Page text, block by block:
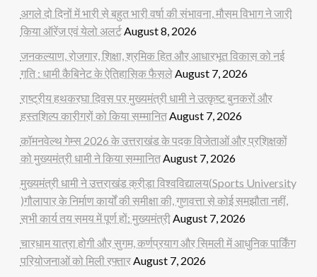
अगले दो दिनों में भारी से बहुत भारी वर्षा की संभावना, मौसम विभाग ने जारी
किया ऑरेंज एवं येलो अलर्टAugust 8, 2026
जनकल्याण, रोजगार, शिक्षा, श्रमिक हित और आधारभूत विकास को नई
गति : धामी कैबिनेट के ऐतिहासिक फैसलेAugust 7, 2026
राष्ट्रीय हथकरघा दिवस पर मुख्यमंत्री धामी ने उत्कृष्ट बुनकरों और
हस्तशिल्प कारीगरों को किया सम्मानितAugust 7, 2026
कॉमनवेल्थ गेम्स 2026 के उत्तराखंड के पदक विजेताओं और प्रशिक्षकों
को मुख्यमंत्री धामी ने किया सम्मानितAugust 7, 2026
मुख्यमंत्री धामी ने उत्तराखंड क्रीड़ा विश्वविद्यालय(Sports University
)गौलापार के निर्माण कार्यों की समीक्षा की, गुणवत्ता से कोई समझौता नहीं,
सभी कार्य तय समय में पूर्ण हों: मुख्यमंत्रीAugust 7, 2026
चारधाम यात्रा होगी और सुगम, कर्णप्रयाग और सिमली में आधुनिक पार्किंग
परियोजनाओं को मिली रफ्तारAugust 7, 2026